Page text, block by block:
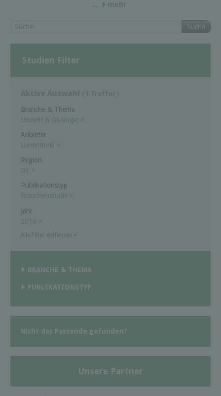
...
mehr
Suche
Studien Filter
Aktive Auswahl ( 1 Treffer )
Branche & Thema
Umwelt & Ökologie ×
Anbieter
Lünendonk ×
Region
DE ×
Publikationstyp
Branchenstudie ×
Jahr
2016 ×
BRANCHE & THEMA
PUBLIKATIONSTYP
Nicht das Passende gefunden?
Unsere Partner